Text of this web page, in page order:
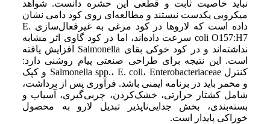
نباید خاصیت ثابت و قطعی این حشره دانست. شواهد
میکروبی یکدست نیستند و مطالعه‌ای روی کود دامی نشان
داده است که لاروها در کود مرغی به غیرفعال‌سازی E.
coli O157:H7 سرعت داده‌اند، اما در کود گاوی اثر مشابه
نداشته‌اند و در کود خوکی بقای Salmonella افزایش یافته
است. این نتیجه برای طراحی صنعتی پیام روشنی دارد:
کنترل Salmonella spp.، E. coli، Enterobacteriaceae و کپک
و مخمر باید در برنامه ایمنی باشد. فرآوری پس از برداشت،
شامل کشتار حرارتی، خشک‌کردن، چربی‌گیری، آسیاب و
بسته‌بندی، بخش جدایی‌ناپذیر تبدیل لارو به محصول
خوراکی پایدار است.